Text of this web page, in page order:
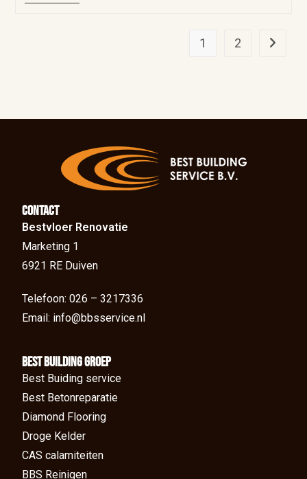
1 2
Contact
Bestvloer Renovatie
Marketing 1
6921 RE Duiven
Telefoon: 026 – 3217336
Email: info@bbsservice.nl
BEst Building groep
Best Buiding service
Best Betonreparatie
Diamond Flooring
Droge Kelder
CAS calamiteiten
BBS Reinigen